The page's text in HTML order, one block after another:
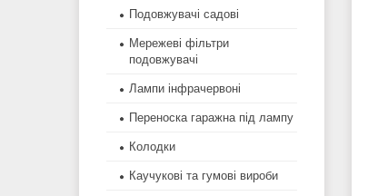
Подовжувачі садові
Мережеві фільтри
подовжувачі
Лампи інфрачервоні
Переноска гаражна під лампу
Колодки
Каучукові та гумові вироби